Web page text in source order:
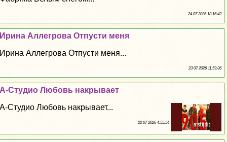
24 07 2026 18:16:42
Ирина Аллегрова Отпусти меня
Ирина Аллегрова Отпусти меня...
23 07 2026 11:59:36
А-Студио Любовь накрывает
А-Студио Любовь накрывает...
22 07 2026 4:55:54